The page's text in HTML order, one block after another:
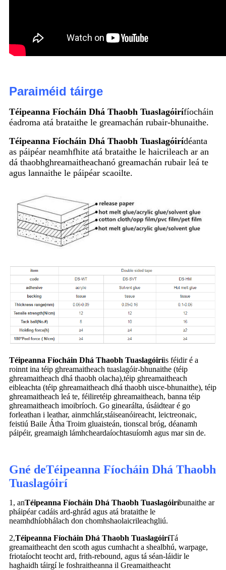
Paraiméid táirge
Téipeanna Fíocháin Dhá Thaobh Tuaslagóirífíocháin
éadroma atá brataithe le greamachán rubair-bhunaithe.
Téipeanna Fíocháin Dhá Thaobh Tuaslagóirídéanta
as páipéar neamhfhite atá brataithe le haicrileach ar an
dá thaobhghreamaitheachanó greamachán rubair leá te
agus lannaithe le páipéar scaoilte.
Téipeanna Fíocháin Dhá Thaobh Tuaslagóiríis féidir é a
roinnt ina téip ghreamaitheach tuaslagóir-bhunaithe (téip
ghreamaitheach dhá thaobh olacha),téip ghreamaitheach
eibleachta (téip ghreamaitheach dhá thaobh uisce-bhunaithe), téip
ghreamaitheach leá te, féiliretéip ghreamaitheach, banna téip
ghreamaitheach imoibríoch. Go ginearálta, úsáidtear é go
forleathan i leathar, ainmchlár,stáiseanóireacht, leictreonaic,
feistiú Baile Átha Troim gluaisteán, tionscal bróg, déanamh
páipéir, greamaigh lámhcheardaíochtasuíomh agus mar sin de.
Gné deTéipeanna Fíocháin Dhá Thaobh
Tuaslagóirí
1, anTéipeanna Fíocháin Dhá Thaobh Tuaslagóiríbunaithe ar
pháipéar cadáis ard-ghrád agus atá brataithe le
neamhdhíobhálach don chomhshaolaicrileachgliú.
2,Téipeanna Fíocháin Dhá Thaobh TuaslagóiríTá
greamaitheacht den scoth agus cumhacht a shealbhú, warpage,
friotaíocht teocht ard, frith-rebound, agus tá séan-láidir le
haghaidh táirgí le foshraitheanna il Greamaitheacht